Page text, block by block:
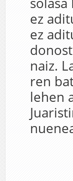
ez
ez
naiz.
ren
lehen